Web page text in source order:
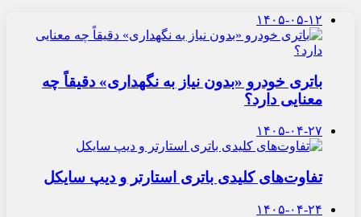
۱۴۰۵-۰۵-۱۲
باتری خودرو «بدون نیاز به نگهداری» دقیقاً چه
معنایی دارد؟
۱۴۰۵-۰۴-۲۷
تفاوت‌های کلیدی باتری استارتر و دیپ سایکل
۱۴۰۵-۰۴-۲۴